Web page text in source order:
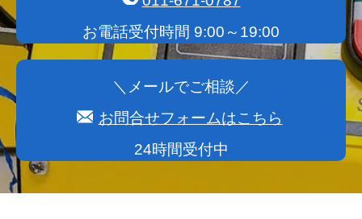
お電話受付時間 9:00～19:00
＼メールでご相談／
お問合せフォームはこちら
24時間受付中